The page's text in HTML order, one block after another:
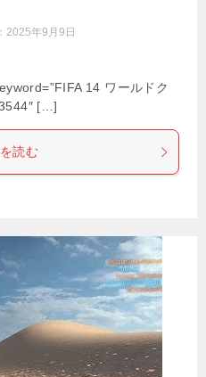
2025年9月9日
14 ワールドク
[…]
読む